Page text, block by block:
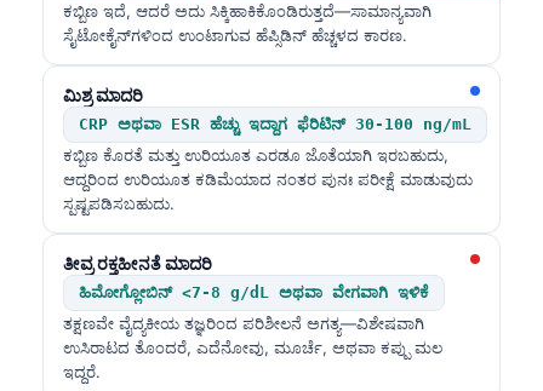
ಕಬ್ಬಿಣ ಇದೆ, ಆದರೆ ಅದು ಸಿಕ್ಕಿಹಾಕಿಕೊಂಡಿರುತ್ತದೆ—ಸಾಮಾನ್ಯವಾಗಿ
ಸೈಟೋಕೈನ್‌ಗಳಿಂದ ಉಂಟಾಗುವ ಹೆಪ್ಸಿಡಿನ್ ಹೆಚ್ಚಳದ ಕಾರಣ.
ಮಿಶ್ರ ಮಾದರಿ
CRP ಅಥವಾ ESR ಹೆಚ್ಚು ಇದ್ದಾಗ ಫೆರಿಟಿನ್ 30-100 ng/mL
ಕಬ್ಬಿಣ ಕೊರತೆ ಮತ್ತು ಉರಿಯೂತ ಎರಡೂ ಜೊತೆಯಾಗಿ ಇರಬಹುದು,
ಆದ್ದರಿಂದ ಉರಿಯೂತ ಕಡಿಮೆಯಾದ ನಂತರ ಪುನಃ ಪರೀಕ್ಷೆ ಮಾಡುವುದು
ಸ್ಪಷ್ಟಪಡಿಸಬಹುದು.
ತೀವ್ರ ರಕ್ತಹೀನತೆ ಮಾದರಿ
ಹಿಮೋಗ್ಲೋಬಿನ್ <7-8 g/dL ಅಥವಾ ವೇಗವಾಗಿ ಇಳಿಕೆ
ತಕ್ಷಣವೇ ವೈದ್ಯಕೀಯ ತಜ್ಞರಿಂದ ಪರಿಶೀಲನೆ ಅಗತ್ಯ—ವಿಶೇಷವಾಗಿ
ಉಸಿರಾಟದ ತೊಂದರೆ, ಎದೆನೋವು, ಮೂರ್ಚೆ, ಅಥವಾ ಕಪ್ಪು ಮಲ
ಇದ್ದರೆ.Български
Dansk
Nederlands
हिन्दी
Հայերեն
Íslenska
Српски језик
Svenska
Bosanski